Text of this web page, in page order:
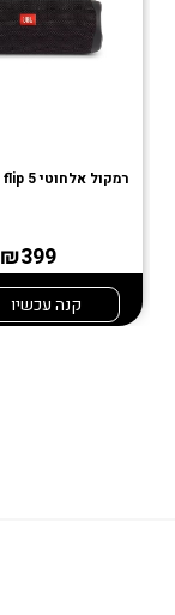
רמקול אלחוטי JBL flip 5 - שחור
₪399
קנה עכשיו